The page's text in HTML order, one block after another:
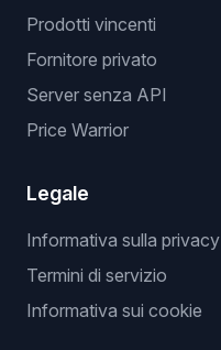
Prodotti vincenti
Fornitore privato
Server senza API
Price Warrior
Legale
Informativa sulla privacy
Termini di servizio
Informativa sui cookie